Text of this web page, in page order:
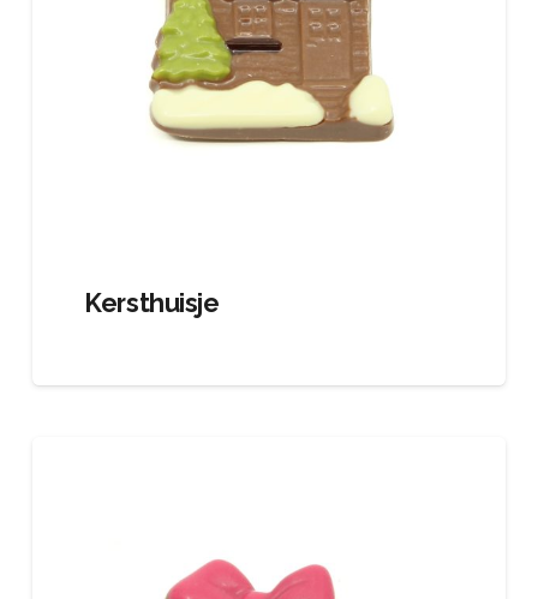
Kersthuisje